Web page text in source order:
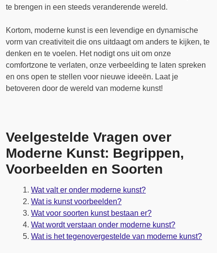
te brengen in een steeds veranderende wereld.
Kortom, moderne kunst is een levendige en dynamische
vorm van creativiteit die ons uitdaagt om anders te kijken, te
denken en te voelen. Het nodigt ons uit om onze
comfortzone te verlaten, onze verbeelding te laten spreken
en ons open te stellen voor nieuwe ideeën. Laat je
betoveren door de wereld van moderne kunst!
Veelgestelde Vragen over
Moderne Kunst: Begrippen,
Voorbeelden en Soorten
Wat valt er onder moderne kunst?
Wat is kunst voorbeelden?
Wat voor soorten kunst bestaan er?
Wat wordt verstaan ​​onder moderne kunst?
Wat is het tegenovergestelde van moderne kunst?